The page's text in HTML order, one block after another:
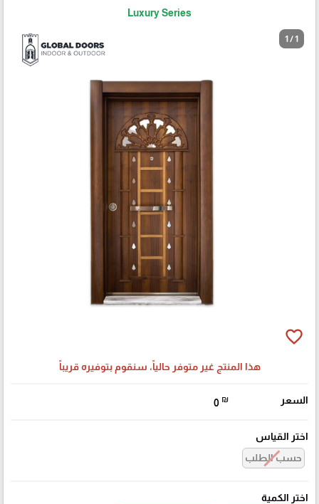
Luxury Series
1 / 1
favorite_border
هذا المنتج غير متوفر حالياً، سنقوم بتوفيره قريباً
السعر 0 ₪
اختر القياس
حسب الطلب
اختر الكمية